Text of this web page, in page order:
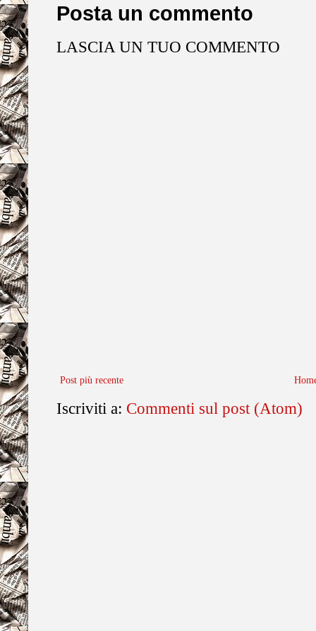
Posta un commento
LASCIA UN TUO COMMENTO
Post più recente
Iscriviti a: Commenti sul post (Atom)